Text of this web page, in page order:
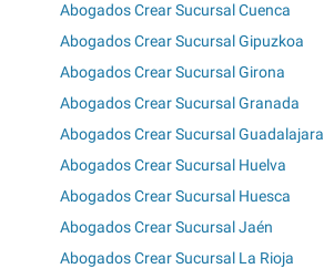
Abogados Crear Sucursal Cuenca
Abogados Crear Sucursal Gipuzkoa
Abogados Crear Sucursal Girona
Abogados Crear Sucursal Granada
Abogados Crear Sucursal Guadalajara
Abogados Crear Sucursal Huelva
Abogados Crear Sucursal Huesca
Abogados Crear Sucursal Jaén
Abogados Crear Sucursal La Rioja